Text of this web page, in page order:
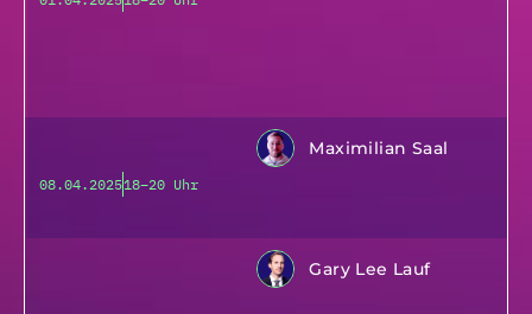
08.04.202518–20 Uhr
Maximilian Saal
Gary Lee Lauf